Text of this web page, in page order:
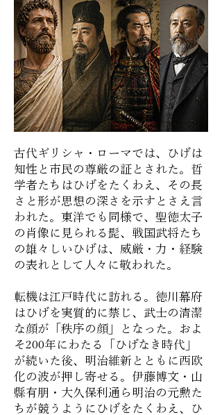
古代ギリシャ・ローマでは、ひげは
知性と市民の尊厳の証とされた。哲
学者たちはひげをたくわえ、その長
さと形が思想の深さを示すとさえ言
われた。東洋でも同様で、聖徳太子
の肖像に見られる髭、戦国武将たち
の雄々しいひげは、威厳・力・経験
の表れとして人々に敬われた。
転機は江戸時代に訪れる。徳川幕府
はひげを実質的に禁じ、武士の清潔
な顔が「秩序の顔」となった。およ
そ200年にわたる「ひげなき時代」
が続いた後、明治維新とともに西欧
化の波が押し寄せる。伊藤博文・山
縣有朋・大久保利通ら明治の元勲た
ちが競うようにひげをたくわえ、ひ